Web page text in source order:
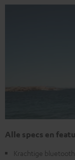
Alle specs en
Krachtige